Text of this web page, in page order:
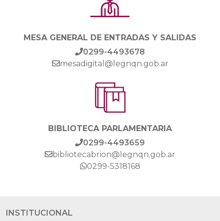
MESA GENERAL DE ENTRADAS Y SALIDAS
0299-4493678
mesadigital@legnqn.gob.ar
BIBLIOTECA PARLAMENTARIA
0299-4493659
bibliotecabrion@legnqn.gob.ar
0299-5318168
INSTITUCIONAL